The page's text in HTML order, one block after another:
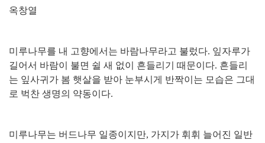
옥창열
미루나무를 내 고향에서는 바람나무라고 불렀다. 잎자루가
길어서 바람이 불면 쉴 새 없이 흔들리기 때문이다. 흔들리
는 잎사귀가 봄 햇살을 받아 눈부시게 반짝이는 모습은 그대
로 벅찬 생명의 약동이다.
미루나무는 버드나무 일종이지만, 가지가 휘휘 늘어진 일반